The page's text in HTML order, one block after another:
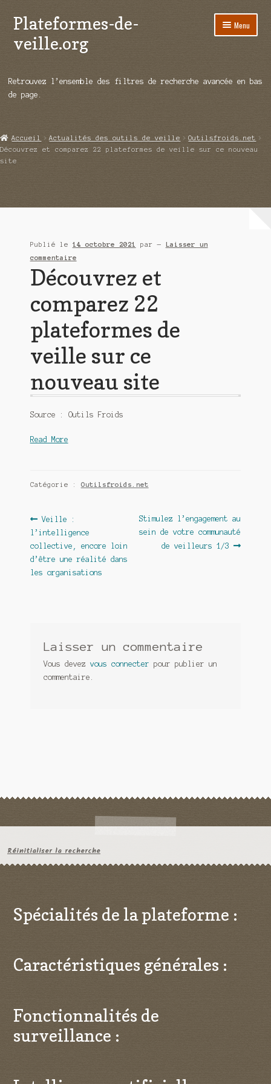
Aller
à
la
Aller
au
contenu
Plateformes-de-
veille.org
Menu
Répertoire d’ouitils
Démos vidéos
Ouvrir
Qui sommes-nous ?
Retrouvez l’ensemble des filtres de recherche avancée en bas
de page.
Accueil Actualités des outils de veille
Outilsfroids.net
Découvrez et comparez 22 plateformes de veille sur ce nouveau
site
Publié le 14 octobre 2021 par— Laisser un
commentaire
Découvrez et
comparez 22
plateformes de
veille sur ce
nouveau site
Source : Outils Froids
Read More
Catégorie : Outilsfroids.net
Navigation
de
l’article
Article
précédent :
Veille :
l’intelligence
collective, encore loin
d’être une réalité dans
les organisations
Article
suivant :
Stimulez l’engagement au
sein de votre communauté
de veilleurs 1/3
Laisser un commentaire
Vous devez vous connecter pour publier un
commentaire.
Réinitialiser la recherche
Spécialités de la plateforme :
Caractéristiques générales :
Fonctionnalités de
surveillance :